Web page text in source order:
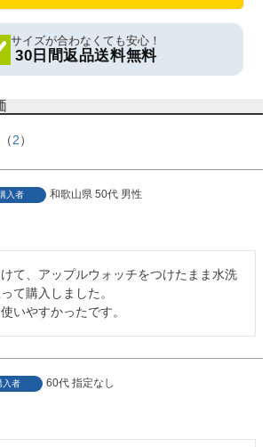
サイズが合わなくても安心！
30日間返品送料無料
（2）
入者 和歌山県 50代 男性
て、アップルウォッチをつけたまま水洗
て購入しました。
いやすかったです。
入者 60代 指定なし